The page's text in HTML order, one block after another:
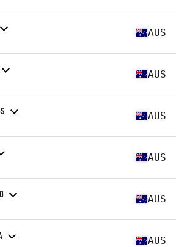
AUS
AUS
AUS
AUS
AUS
AUS